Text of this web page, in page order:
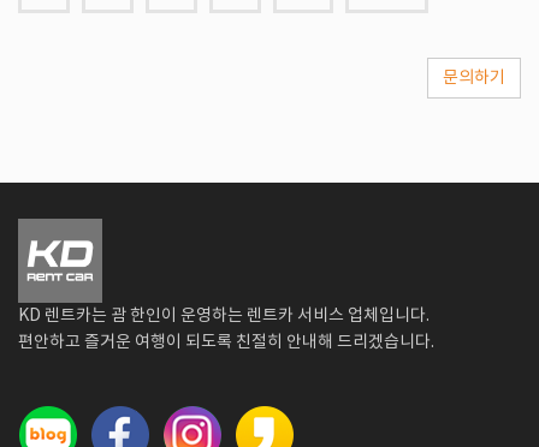
문의하기
KD 렌트카는 괌 한인이 운영하는 렌트카 서비스 업체입니다.
편안하고 즐거운 여행이 되도록 친절히 안내해 드리겠습니다.